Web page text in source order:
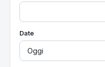
Date